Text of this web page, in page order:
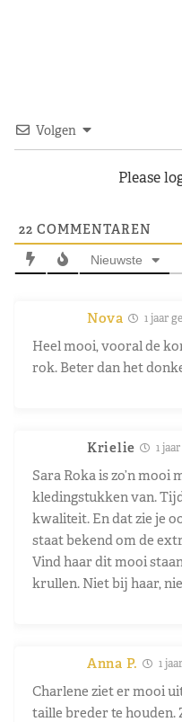
Volgen
Please
22 COMMENTAREN
Nieuwste
Nova 1 jaar
Heel mooi, vooral de
rok. Beter dan het
Krielie 1
Sara Roka is zo’n
kledingstukken van.
kwaliteit. En dat zie je
staat bekend om de
Vind haar dit mooi
krullen. Niet bij haar,
Anna P. 1
Charlene ziet er mooi
taille breder te houden.